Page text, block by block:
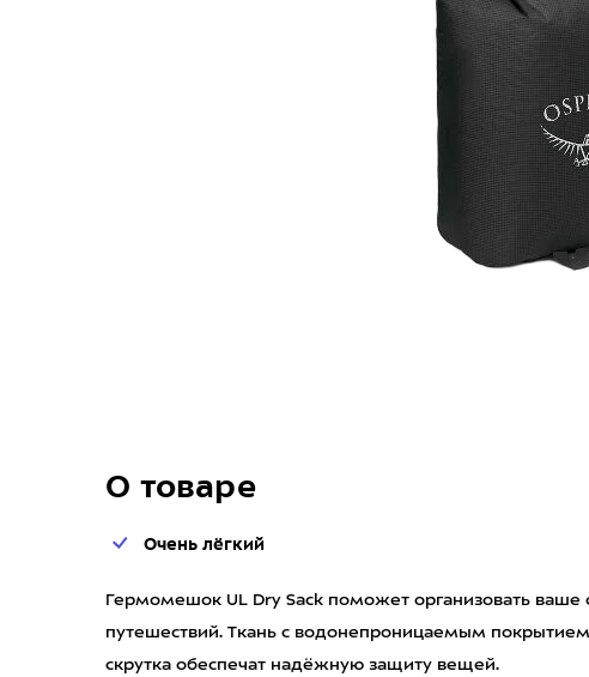
О товаре
Очень лёгкий
Гермомешок UL Dry Sack поможет организовать
путешествий. Ткань с водонепроницаемым
скрутка обеспечат надёжную защиту вещей.